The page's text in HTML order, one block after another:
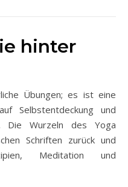
hinter
Übungen; es ist eine
Selbstentdeckung und
Die Wurzeln des Yoga
Schriften zurück und
Meditation und